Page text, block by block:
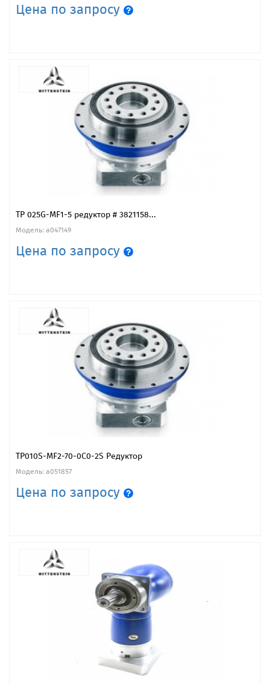
Цена по запросу
TP 025G-MF1-5 редуктор # 3821158...
Модель: a047149
Цена по запросу
TP010S-MF2-70-0C0-2S Редуктор
Модель: a051857
Цена по запросу